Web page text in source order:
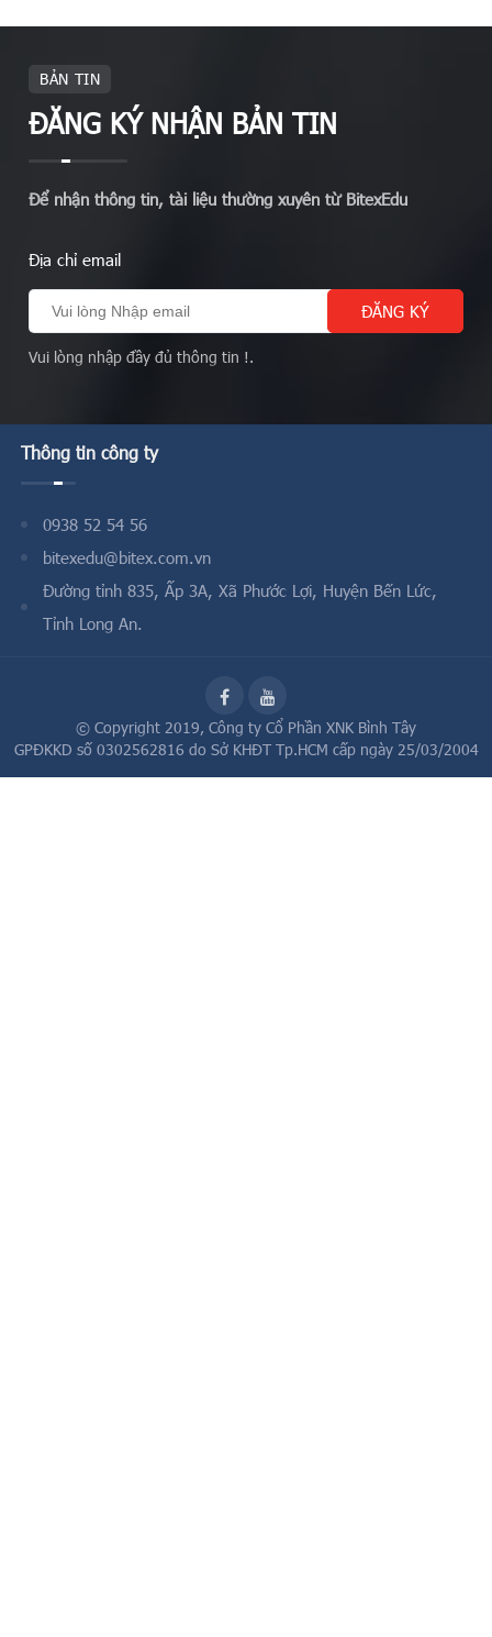
BẢN TIN
ĐĂNG KÝ NHẬN BẢN TIN
Để nhận thông tin, tài liệu thường xuyên từ BitexEdu
Địa chỉ email
Vui lòng nhập đầy đủ thông tin !.
Thông tin công ty
0938 52 54 56
bitexedu@bitex.com.vn
Đường tỉnh 835, Ấp 3A, Xã Phước Lợi, Huyện Bến Lức,
Tỉnh Long An.
© Copyright 2019, Công ty Cổ Phần XNK Bình Tây
GPĐKKD số 0302562816 do Sở KHĐT Tp.HCM cấp ngày 25/03/2004